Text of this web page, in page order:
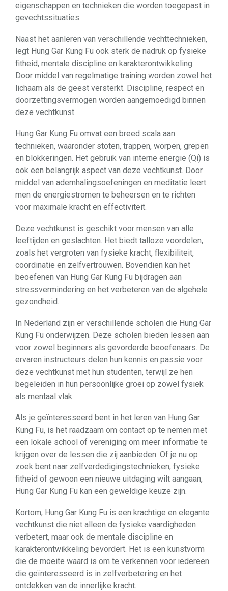
eigenschappen en technieken die worden toegepast in
gevechtssituaties.
Naast het aanleren van verschillende vechttechnieken,
legt Hung Gar Kung Fu ook sterk de nadruk op fysieke
fitheid, mentale discipline en karakterontwikkeling.
Door middel van regelmatige training worden zowel het
lichaam als de geest versterkt. Discipline, respect en
doorzettingsvermogen worden aangemoedigd binnen
deze vechtkunst.
Hung Gar Kung Fu omvat een breed scala aan
technieken, waaronder stoten, trappen, worpen, grepen
en blokkeringen. Het gebruik van interne energie (Qi) is
ook een belangrijk aspect van deze vechtkunst. Door
middel van ademhalingsoefeningen en meditatie leert
men de energiestromen te beheersen en te richten
voor maximale kracht en effectiviteit.
Deze vechtkunst is geschikt voor mensen van alle
leeftijden en geslachten. Het biedt talloze voordelen,
zoals het vergroten van fysieke kracht, flexibiliteit,
coördinatie en zelfvertrouwen. Bovendien kan het
beoefenen van Hung Gar Kung Fu bijdragen aan
stressvermindering en het verbeteren van de algehele
gezondheid.
In Nederland zijn er verschillende scholen die Hung Gar
Kung Fu onderwijzen. Deze scholen bieden lessen aan
voor zowel beginners als gevorderde beoefenaars. De
ervaren instructeurs delen hun kennis en passie voor
deze vechtkunst met hun studenten, terwijl ze hen
begeleiden in hun persoonlijke groei op zowel fysiek
als mentaal vlak.
Als je geïnteresseerd bent in het leren van Hung Gar
Kung Fu, is het raadzaam om contact op te nemen met
een lokale school of vereniging om meer informatie te
krijgen over de lessen die zij aanbieden. Of je nu op
zoek bent naar zelfverdedigingstechnieken, fysieke
fitheid of gewoon een nieuwe uitdaging wilt aangaan,
Hung Gar Kung Fu kan een geweldige keuze zijn.
Kortom, Hung Gar Kung Fu is een krachtige en elegante
vechtkunst die niet alleen de fysieke vaardigheden
verbetert, maar ook de mentale discipline en
karakterontwikkeling bevordert. Het is een kunstvorm
die de moeite waard is om te verkennen voor iedereen
die geïnteresseerd is in zelfverbetering en het
ontdekken van de innerlijke kracht.